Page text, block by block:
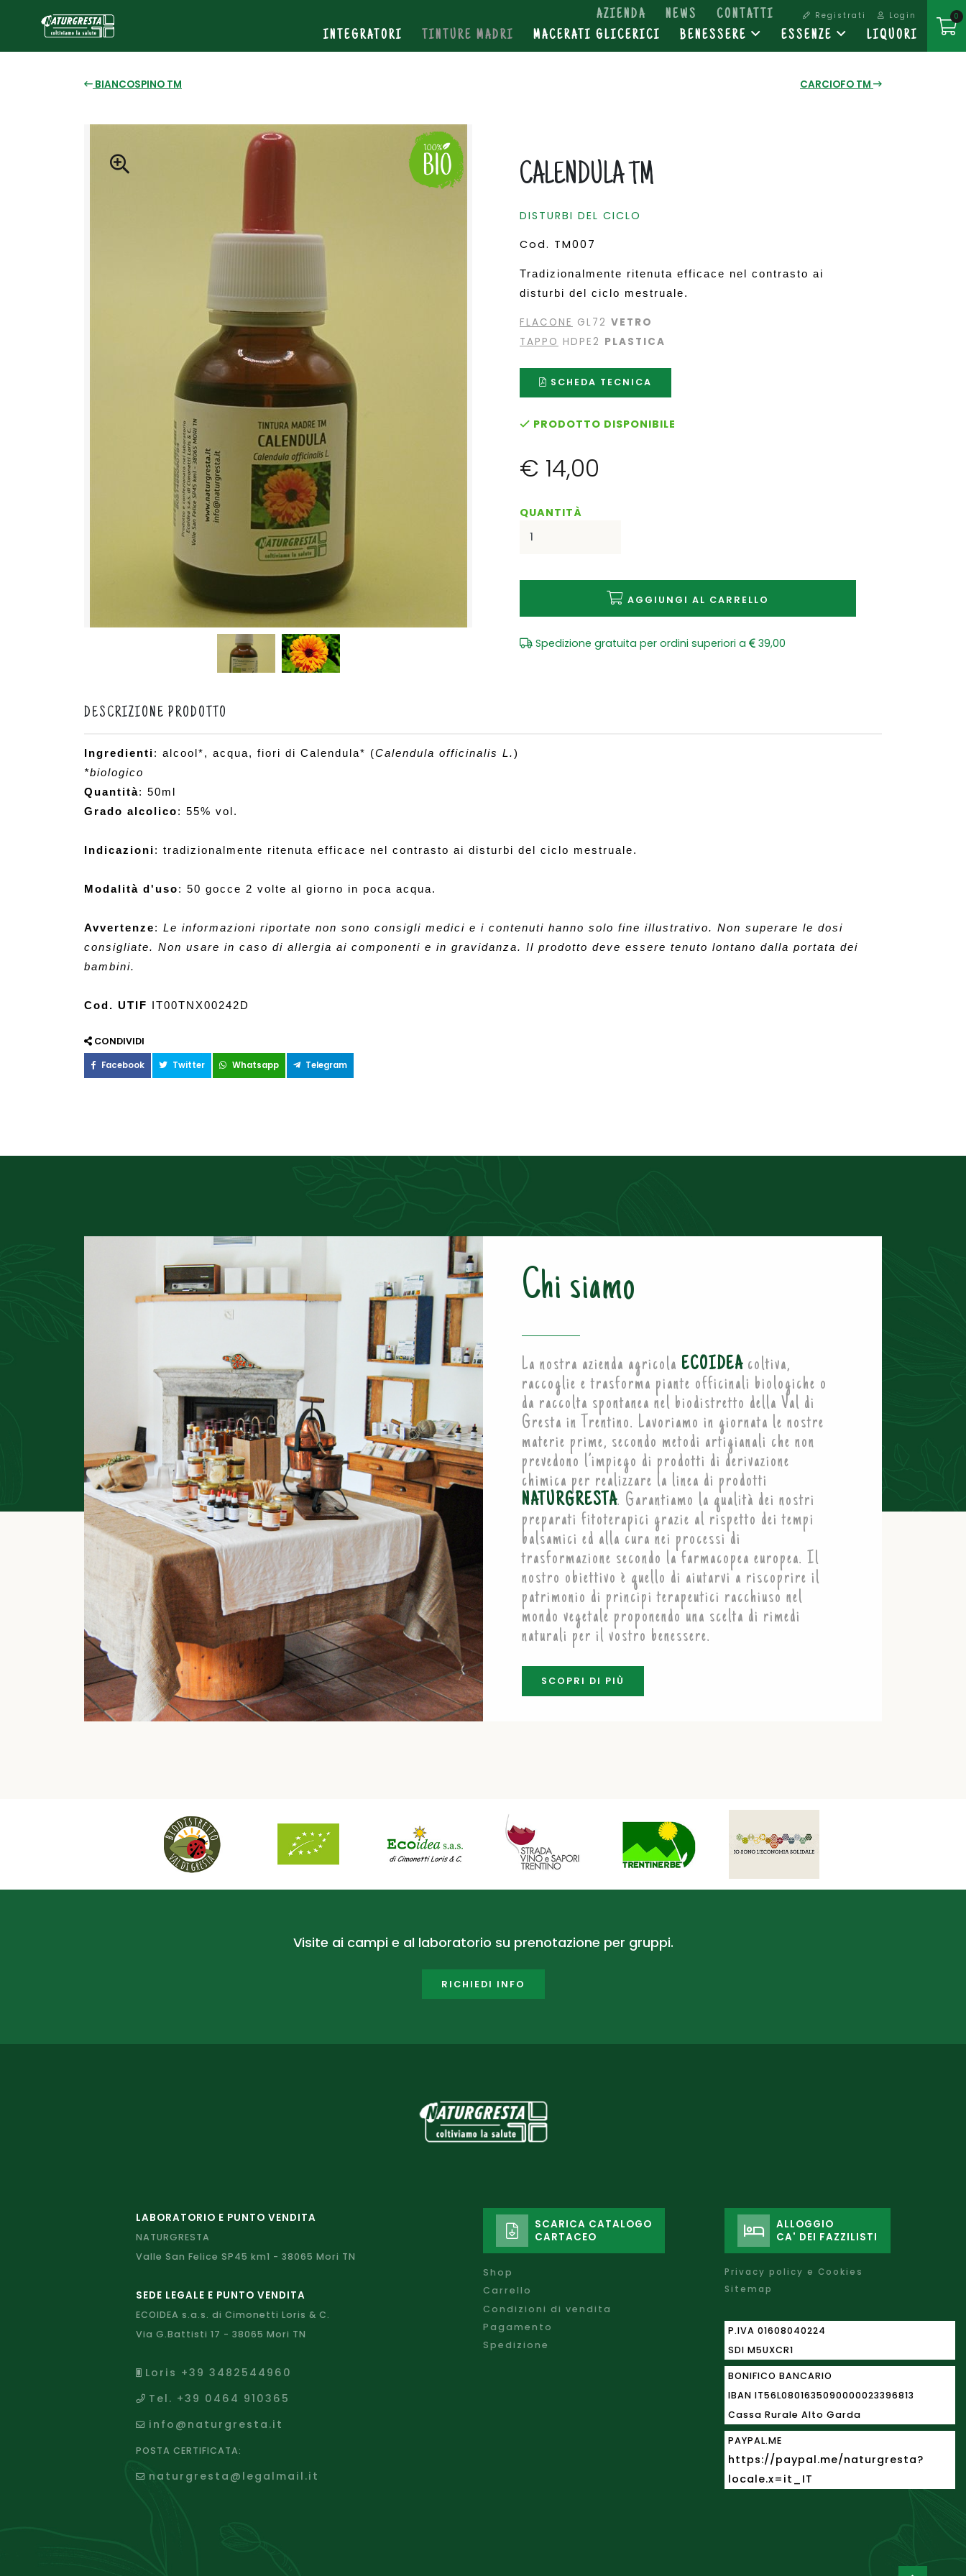
AZIENDA NEWS CONTATTI Registrati Login
INTEGRATORI TINTURE MADRI MACERATI GLICERICI BENESSERE ESSENZE LIQUORI
PRODOTTI ERBORISTICI
0
BIANCOSPINO TM CARCIOFO TM
CALENDULA TM
DISTURBI DEL CICLO
Cod. TM007
Tradizionalmente ritenuta efficace nel contrasto ai
disturbi del ciclo mestruale.
FLACONE GL72 VETRO
TAPPO HDPE2 PLASTICA
SCHEDA TECNICA
PRODOTTO DISPONIBILE
€ 14,00
QUANTITÀ
AGGIUNGI AL CARRELLO
Spedizione gratuita per ordini superiori a 39,00
DESCRIZIONE PRODOTTO
Ingredienti: alcool*, acqua, fiori di Calendula* (Calendula officinalis L.)
*biologico
Quantità: 50ml
Grado alcolico: 55% vol.
Indicazioni: tradizionalmente ritenuta efficace nel contrasto ai disturbi del ciclo mestruale.
Modalità d'uso: 50 gocce 2 volte al giorno in poca acqua.
Avvertenze: Le informazioni riportate non sono consigli medici e i contenuti hanno solo fine illustrativo. Non superare le dosi
consigliate. Non usare in caso di allergia ai componenti e in gravidanza. Il prodotto deve essere tenuto lontano dalla portata dei
bambini.
Cod. UTIF IT00TNX00242D
CONDIVIDI
Facebook Twitter Whatsapp Telegram
Chi siamo
La nostra azienda agricola ECOIDEA coltiva,
raccoglie e trasforma piante officinali biologiche o
da raccolta spontanea nel biodistretto della Val di
Gresta in Trentino. Lavoriamo in giornata le nostre
materie prime, secondo metodi artigianali che non
prevedono l’impiego di prodotti di derivazione
chimica per realizzare la linea di prodotti
NATURGRESTA. Garantiamo la qualità dei nostri
preparati fitoterapici grazie al rispetto dei tempi
balsamici ed alla cura nei processi di
trasformazione secondo la farmacopea europea. Il
nostro obiettivo è quello di aiutarvi a riscoprire il
patrimonio di principi terapeutici racchiuso nel
mondo vegetale proponendo una scelta di rimedi
naturali per il vostro benessere.
SCOPRI DI PIÙ
Visite ai campi e al laboratorio su prenotazione per gruppi.
RICHIEDI INFO
LABORATORIO E PUNTO VENDITA
NATURGRESTA
Valle San Felice SP45 km1 - 38065 Mori TN
SEDE LEGALE E PUNTO VENDITA
ECOIDEA s.a.s. di Cimonetti Loris & C.
Via G.Battisti 17 - 38065 Mori TN
Loris +39 3482544960
Tel. +39 0464 910365
info@naturgresta.it
POSTA CERTIFICATA:
naturgresta@legalmail.it
SCARICA CATALOGO
CARTACEO
Shop
Carrello
Condizioni di vendita
Pagamento
Spedizione
ALLOGGIO
CA' DEI FAZZILISTI
Privacy policy e Cookies
Sitemap
P.IVA 01608040224
SDI M5UXCR1
BONIFICO BANCARIO
IBAN IT56L0801635090000023396813
Cassa Rurale Alto Garda
PAYPAL.ME
https://paypal.me/naturgresta?
locale.x=it_IT